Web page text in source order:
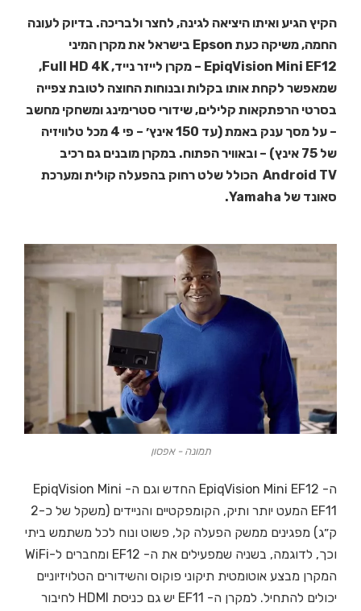
הקיץ הגיע ואיתו היציאה לגינה, לחצר ולבריכה. בדיוק לעונה
החמה, משיקה כעת Epson בישראל את מקרן המיני
EpiqVision Mini EF12 – מקרן לייזר נייד, Full HD 4K,
שמאפשר לקחת אותו בקלות ובנוחות החוצה לטובת צפייה
בסרטי הרפתקאות קלילים, שידורי סטרימינג ומשחקי מחשב
– על מסך ענק באמת (עד 150 אינץ׳ – פי 4 מכל טלוויזיה
של 75 אינץ) – ובאוויר הפתוח. במקרן מובנים גם רכיב
Android TV הכולל שלט רחוק בהפעלה קולית ומערכת
סאונד של Yamaha.
תמונה - אפסון
ה- EpiqVision Mini EF12 החדש וגם ה- EpiqVision Mini
EF11 המעט יותר ותיק, הקומפקטיים והניידים (משקל של כ-2
ק״ג) מפגינים ממשק הפעלה קל, פשוט ונוח לכל משתמש ביתי
וכך, לדוגמה, בשניה שמפעילים את ה- EF12 ומחברים ל-WiFi
המקרן מבצע אוטומטית תיקוני פוקוס והשידורים הטלויזיוניים
יכולים להתחיל. למקרן ה- EF11 יש גם כניסת HDMI לחיבור